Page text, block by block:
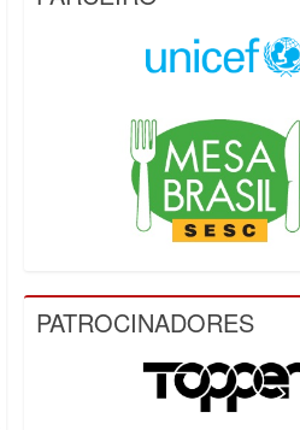
PATROCINADORES